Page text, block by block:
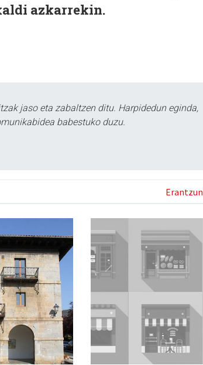
azkarrekin.
jaso eta zabaltzen ditu. Harpidedun eginda,
babestuko duzu.
Erantzun